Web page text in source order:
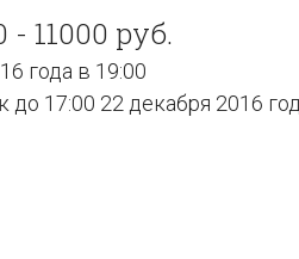
- 11000 руб.
года в 19:00
17:00 22 декабря 2016